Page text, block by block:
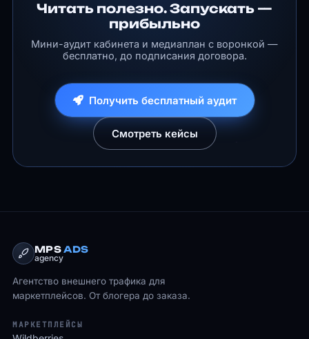
Читать полезно. Запускать —
прибыльно
Мини-аудит кабинета и медиаплан с воронкой —
бесплатно, до подписания договора.
Получить бесплатный аудит
Смотреть кейсы
MPSADS
agency
Агентство внешнего трафика для
маркетплейсов. От блогера до заказа.
МАРКЕТПЛЕЙСЫ